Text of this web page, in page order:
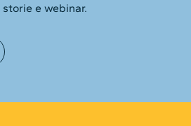
e webinar.